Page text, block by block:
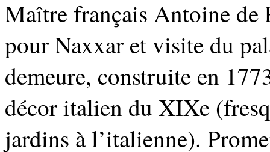
Maître français Antoine
pour Naxxar et visite du
demeure, construite en
décor italien du XIXe
jardins à l’italienne).